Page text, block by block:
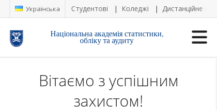
Українська Студентові Коледжі Дистанційне
Національна академія статистики,
обліку та аудиту
Вітаємо з успішним
захистом!